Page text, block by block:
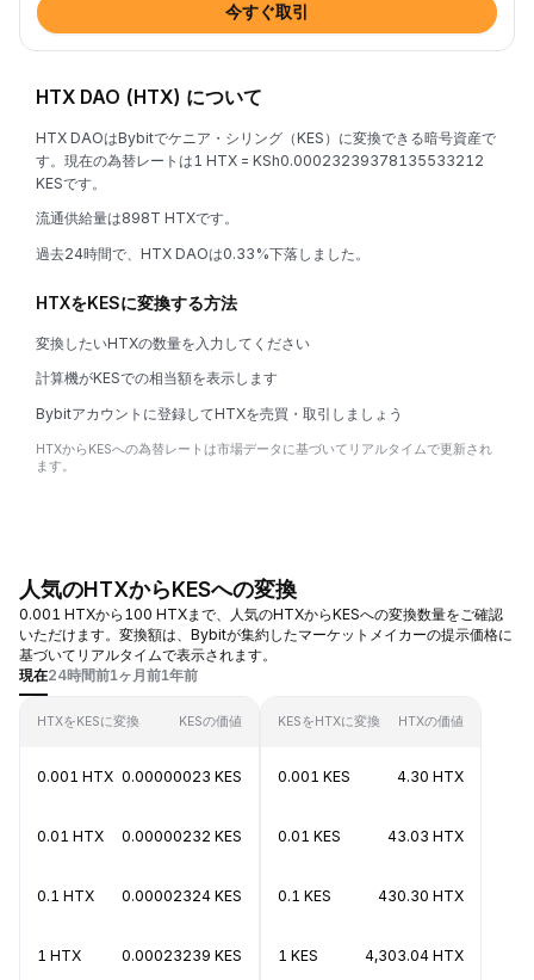
今すぐ取引
HTX DAO (HTX) について
HTX DAOはBybitでケニア・シリング（KES）に変換できる暗号資産で
す。現在の為替レートは1 HTX = KSh0.00023239378135533212
KESです。
流通供給量は898T HTXです。
過去24時間で、HTX DAOは0.33%下落しました。
HTXをKESに変換する方法
変換したいHTXの数量を入力してください
計算機がKESでの相当額を表示します
Bybitアカウントに登録してHTXを売買・取引しましょう
HTXからKESへの為替レートは市場データに基づいてリアルタイムで更新され
ます。
人気のHTXからKESへの変換
0.001 HTXから100 HTXまで、人気のHTXからKESへの変換数量をご確認
いただけます。変換額は、Bybitが集約したマーケットメイカーの提示価格に
基づいてリアルタイムで表示されます。
現在24時間前1ヶ月前1年前
HTXをKESに変換 KESの価値
0.001 HTX 0.00000023 KES
0.01 HTX 0.00000232 KES
0.1 HTX 0.00002324 KES
1 HTX 0.00023239 KES
KESをHTXに変換 HTXの価値
0.001 KES 4.30 HTX
0.01 KES 43.03 HTX
0.1 KES 430.30 HTX
1 KES 4,303.04 HTX